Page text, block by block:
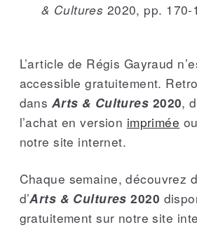
& Cultures 2020, pp. 170-
L’article de Régis Gayraud
accessible gratuitement.
dans Arts & Cultures 2020,
l’achat en version imprimée ou
notre site internet.
Chaque semaine, découvrez
d’Arts & Cultures2020
gratuitement sur notre site